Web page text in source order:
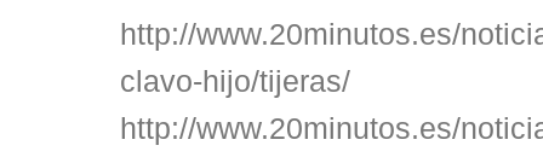
http://www.20minutos.es/
clavo-hijo/tijeras/
http://www.20minutos.es/